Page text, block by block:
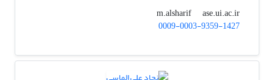
m.alsharif
ase.ui.ac.ir
0009-0003-9359-1427